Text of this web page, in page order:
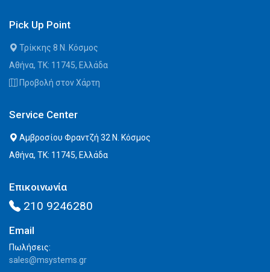
Pick Up Point
Τρίκκης 8 Ν. Κόσμος
Αθήνα, ΤΚ: 11745, Ελλάδα
Προβολή στον Χάρτη
Service Center
Αμβροσίου Φραντζή 32 Ν. Κόσμος
Αθήνα, ΤΚ: 11745, Ελλάδα
Επικοινωνία
210 9246280
Email
Πωλήσεις:
sales@msystems.gr